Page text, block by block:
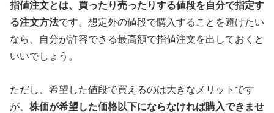
指値注文とは、買ったり売ったりする値段を自分で指定す
る注文方法です。想定外の値段で購入することを避けたい
なら、自分が許容できる最高額で指値注文を出しておくと
いいでしょう。
ただし、希望した値段で買えるのは大きなメリットです
が、 株価が希望した価格以下にならなければ購入できませ